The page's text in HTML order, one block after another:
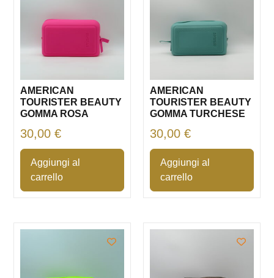
AMERICAN
TOURISTER BEAUTY
GOMMA ROSA
30,00€
Aggiungi al
carrello
AMERICAN
TOURISTER BEAUTY
GOMMA TURCHESE
30,00 €
Aggiungi al
carrello